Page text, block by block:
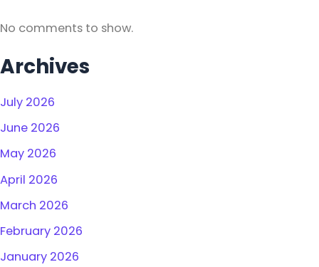
No comments to show.
Archives
July 2026
June 2026
May 2026
April 2026
March 2026
February 2026
January 2026